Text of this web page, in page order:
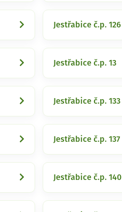
Jestřabice č.p. 126
Jestřabice č.p. 13
Jestřabice č.p. 133
Jestřabice č.p. 137
Jestřabice č.p. 140